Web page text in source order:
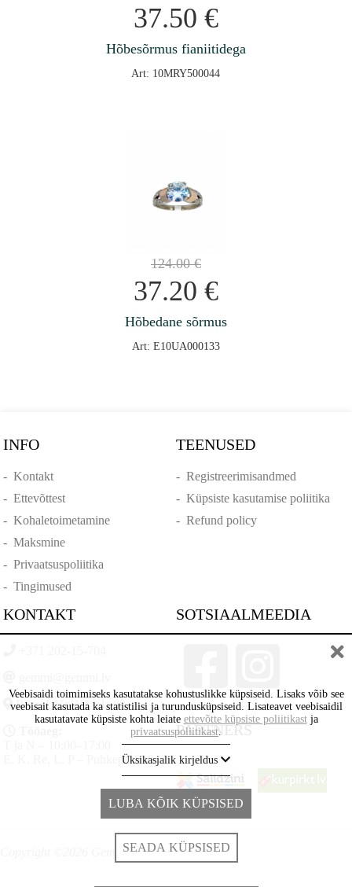
37.50 €
Hõbesõrmus fianiitidega
Art: 10MRY500044
124.00€
37.20 €
Hõbedane sõrmus
Art: E10UA000133
INFO
-Kontakt
-Ettevõttest
-Kohaletoimetamine
-Maksmine
-Privaatsuspoliitika
-Tingimused
TEENUSED
- Registreerimisandmed
- Küpsiste kasutamise poliitika
- Refund policy
KONTAKT
Rīga, Lāčplēšā iela 88
E, K, Re, L, P – Puhkepäevad
SOTSIAALMEEDIA
PARTNERS
Copyright ©2026 Gemmi.lv
Veebisaidi toimimiseks kasutatakse kohustuslikke küpsiseid. Lisaks võib see
veebisait kasutada ka statistilisi ja turundusküpsiseid. Lisateavet veebisaidil
kasutatavate küpsiste kohta leiate ettevõtte küpsiste poliitikastja
privaatsuspoliitikast.
Üksikasjalik kirjeldus
LUBA KÕIK KÜPSISED
SEADA KÜPSISED